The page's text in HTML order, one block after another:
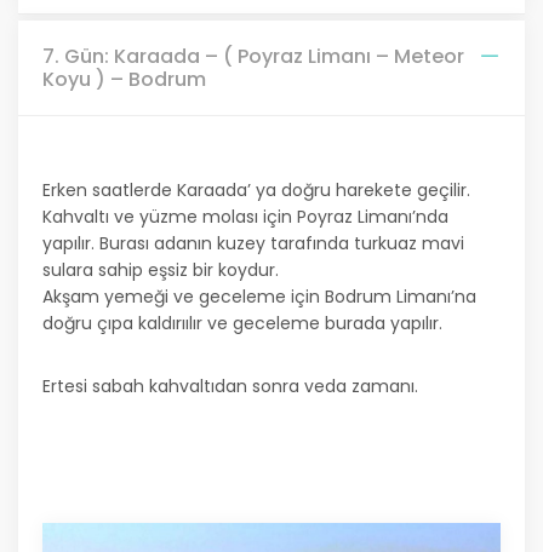
7. Gün: Karaada – ( Poyraz Limanı – Meteor
Koyu ) – Bodrum
Erken saatlerde Karaada’ ya doğru harekete geçilir.
Kahvaltı ve yüzme molası için Poyraz Limanı’nda
yapılır. Burası adanın kuzey tarafında turkuaz mavi
sulara sahip eşsiz bir koydur.
Akşam yemeği ve geceleme için Bodrum Limanı’na
doğru çıpa kaldırıılır ve geceleme burada yapılır.
Ertesi sabah kahvaltıdan sonra veda zamanı.